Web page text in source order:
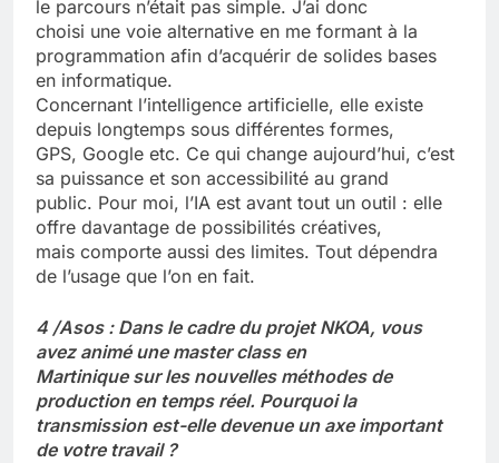
le parcours n’était pas simple. J’ai donc
choisi une voie alternative en me formant à la
programmation afin d’acquérir de solides bases
en informatique.
Concernant l’intelligence artificielle, elle existe
depuis longtemps sous différentes formes,
GPS, Google etc. Ce qui change aujourd’hui, c’est
sa puissance et son accessibilité au grand
public. Pour moi, l’IA est avant tout un outil : elle
offre davantage de possibilités créatives,
mais comporte aussi des limites. Tout dépendra
de l’usage que l’on en fait.
4 /Asos : Dans le cadre du projet NKOA, vous
avez animé une master class en
Martinique sur les nouvelles méthodes de
production en temps réel. Pourquoi la
transmission est-elle devenue un axe important
de votre travail ?